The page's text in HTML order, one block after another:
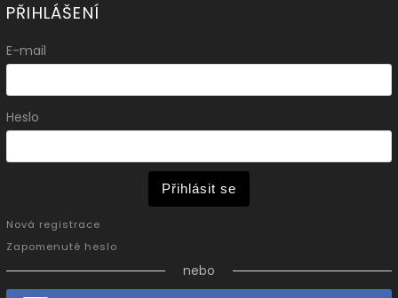
PŘIHLÁŠENÍ
E-mail
Heslo
Přihlásit se
Nová registrace
Zapomenuté heslo
nebo